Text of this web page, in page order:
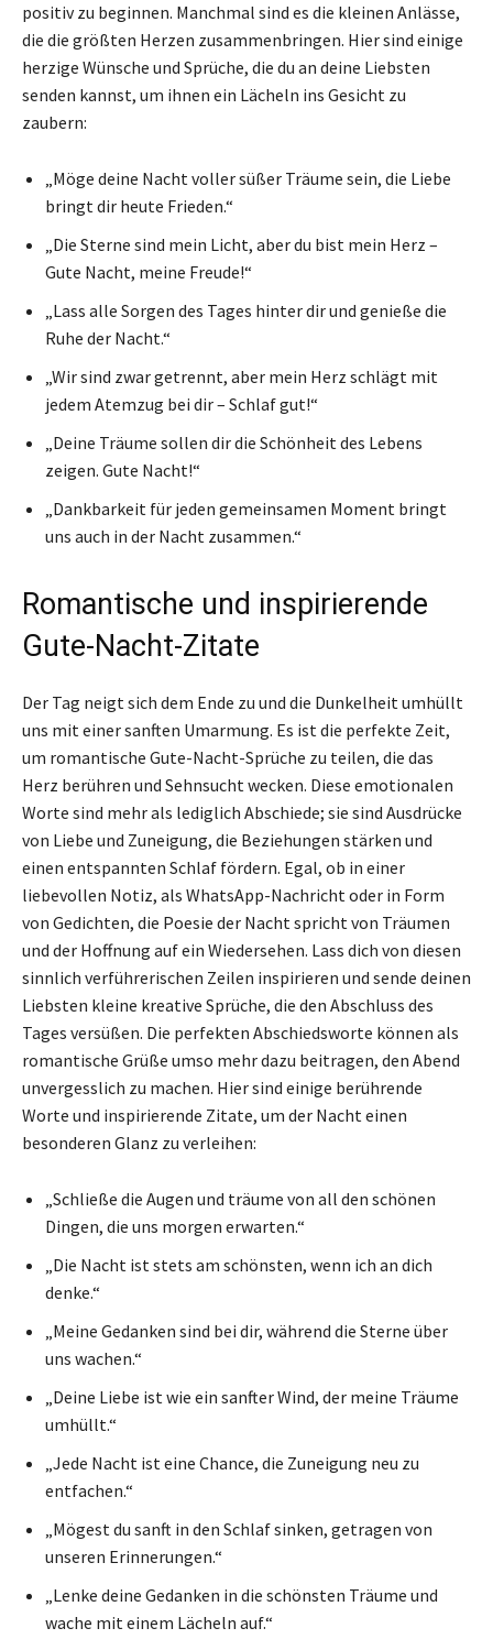
positiv zu beginnen. Manchmal sind es die kleinen Anlässe,
die die größten Herzen zusammenbringen. Hier sind einige
herzige Wünsche und Sprüche, die du an deine Liebsten
senden kannst, um ihnen ein Lächeln ins Gesicht zu
zaubern:
„Möge deine Nacht voller süßer Träume sein, die Liebe
bringt dir heute Frieden.“
„Die Sterne sind mein Licht, aber du bist mein Herz –
Gute Nacht, meine Freude!“
„Lass alle Sorgen des Tages hinter dir und genieße die
Ruhe der Nacht.“
„Wir sind zwar getrennt, aber mein Herz schlägt mit
jedem Atemzug bei dir – Schlaf gut!“
„Deine Träume sollen dir die Schönheit des Lebens
zeigen. Gute Nacht!“
„Dankbarkeit für jeden gemeinsamen Moment bringt
uns auch in der Nacht zusammen.“
Romantische und inspirierende
Gute-Nacht-Zitate
Der Tag neigt sich dem Ende zu und die Dunkelheit umhüllt
uns mit einer sanften Umarmung. Es ist die perfekte Zeit,
um romantische Gute-Nacht-Sprüche zu teilen, die das
Herz berühren und Sehnsucht wecken. Diese emotionalen
Worte sind mehr als lediglich Abschiede; sie sind Ausdrücke
von Liebe und Zuneigung, die Beziehungen stärken und
einen entspannten Schlaf fördern. Egal, ob in einer
liebevollen Notiz, als WhatsApp-Nachricht oder in Form
von Gedichten, die Poesie der Nacht spricht von Träumen
und der Hoffnung auf ein Wiedersehen. Lass dich von diesen
sinnlich verführerischen Zeilen inspirieren und sende deinen
Liebsten kleine kreative Sprüche, die den Abschluss des
Tages versüßen. Die perfekten Abschiedsworte können als
romantische Grüße umso mehr dazu beitragen, den Abend
unvergesslich zu machen. Hier sind einige berührende
Worte und inspirierende Zitate, um der Nacht einen
besonderen Glanz zu verleihen:
„Schließe die Augen und träume von all den schönen
Dingen, die uns morgen erwarten.“
„Die Nacht ist stets am schönsten, wenn ich an dich
denke.“
„Meine Gedanken sind bei dir, während die Sterne über
uns wachen.“
„Deine Liebe ist wie ein sanfter Wind, der meine Träume
umhüllt.“
„Jede Nacht ist eine Chance, die Zuneigung neu zu
entfachen.“
„Mögest du sanft in den Schlaf sinken, getragen von
unseren Erinnerungen.“
„Lenke deine Gedanken in die schönsten Träume und
wache mit einem Lächeln auf.“